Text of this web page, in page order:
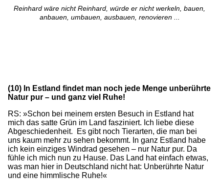
Reinhard wäre nicht Reinhard, würde er nicht werkeln, bauen,
anbauen, umbauen, ausbauen, renovieren ...
(10) In Estland findet man noch jede Menge unberührte
Natur pur – und ganz viel Ruhe!
RS: »Schon bei meinem ersten Besuch in Estland hat
mich das satte Grün im Land fasziniert. Ich liebe diese
Abgeschiedenheit. Es gibt noch Tierarten, die man bei
uns kaum mehr zu sehen bekommt. In ganz Estland habe
ich kein einziges Windrad gesehen – nur Natur pur. Da
fühle ich mich nun zu Hause. Das Land hat einfach etwas,
was man hier in Deutschland nicht hat: Unberührte Natur
und eine himmlische Ruhe!«